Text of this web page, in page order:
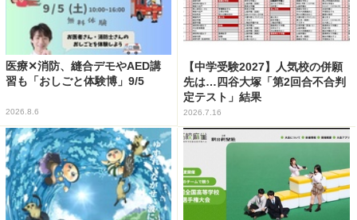
医療✕消防、縫合デモやAED講
習も「おしごと体験博」9/5
2026.8.6
【中学受験2027】人気校の併願
先は…四谷大塚「第2回合不合判
定テスト」結果
2026.7.16